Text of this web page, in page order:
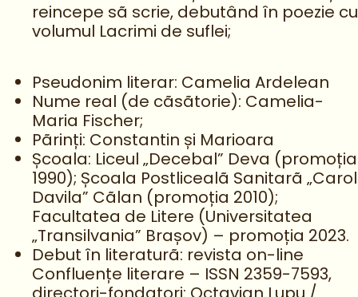
reincepe sã scrie, debutând în poezie cu
volumul Lacrimi de suflei;
Pseudonim literar: Camelia Ardelean
Nume real (de cãsãtorie): Camelia-
Maria Fischer;
Pãrinți: Constantin și Marioara
Școala: Liceul „Decebal” Deva (promoția
1990); Școala Postlicealã Sanitarã „Carol
Davila” Cãlan (promoția 2010);
Facultatea de Litere (Universitatea
„Transilvania” Brașov) – promoția 2023.
Debut în literaturã: revista on-line
Confluențe literare – ISSN 2359-7593,